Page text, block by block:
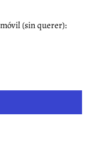
(sin querer):